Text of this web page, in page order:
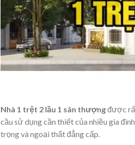
Nhà 1 trệt 2 lầu 1 sân thượngđược
cầu sử dụng cần thiết của nhiều gia
trọng và ngoại thất đẳng cấp.